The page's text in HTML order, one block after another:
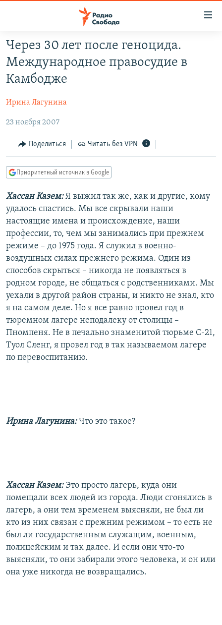
упрощенного
доступа
Вернуться
основному
Вернутся
главной
навигации
Вернутся
поиску
ПРОГРАММЫ
ПОДКАСТЫ
ЦИТАТЫ СВОБОДЫ
МНЕНИЯ
КУЛЬТУРА
IDEL.РЕАЛИИ
КАВКАЗ.РЕАЛИИ
СЕВЕР.РЕАЛИИ
СИБИРЬ.РЕАЛИИ
РАСПИСАНИЕ ВЕЩАНИЯ
ПОДПИШИТЕСЬ НА РАССЫЛКУ
СОЦИАЛЬНЫЕ СЕТИ
Все сайты РСЕ/РС
Через 30 лет после геноцида.
Международное правосудие в
Камбодже
Ирина Лагунина
23 ноября 2007
Поделиться Читать без VPN
Приоритетный источник в Google
Хассан Казем:Я выжил так же, как и другие, кому
удалось спастись. Мы все скрывали наши
настоящие имена и происхождение, наши
профессии, то, чем мы занимались при прежнем
режиме – до 1975 года. Я служил в военно-
воздушных силах прежнего режима. Один из
способов скрыться – никогда не появляться в
родном городе, не общаться с родственниками. Мы
уехали в другой район страны, и никто не знал, кто
я на самом деле. Но я все равно провел год в
тюремном лагере неподалеку от столицы –
Пномпеня. Не в печально знаменитой тюрьме С-21,
Туол Сленг, я провел год в так называемом лагере
по перевоспитанию.
Ирина Лагунина:Что это такое?
Хассан Казем: Это просто лагерь, куда они
помещали всех людей из города. Люди сгонялись в
лагерь, а они тем временем выясняли, не был ли
кто из них связан с прежним режимом – то есть не
был ли государственным служащим, военным,
полицейским и так далее. И если они что-то
выясняли, то они забирали этого человека, и он или
она уже никогда не возвращались.